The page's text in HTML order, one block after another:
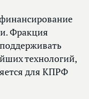
Фракция
технологий,
для КПРФ